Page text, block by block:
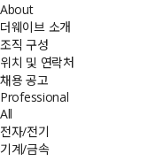
About
더웨이브 소개
조직 구성
위치 및 연락처
채용 공고
Professional
All
전자/전기
기계/금속